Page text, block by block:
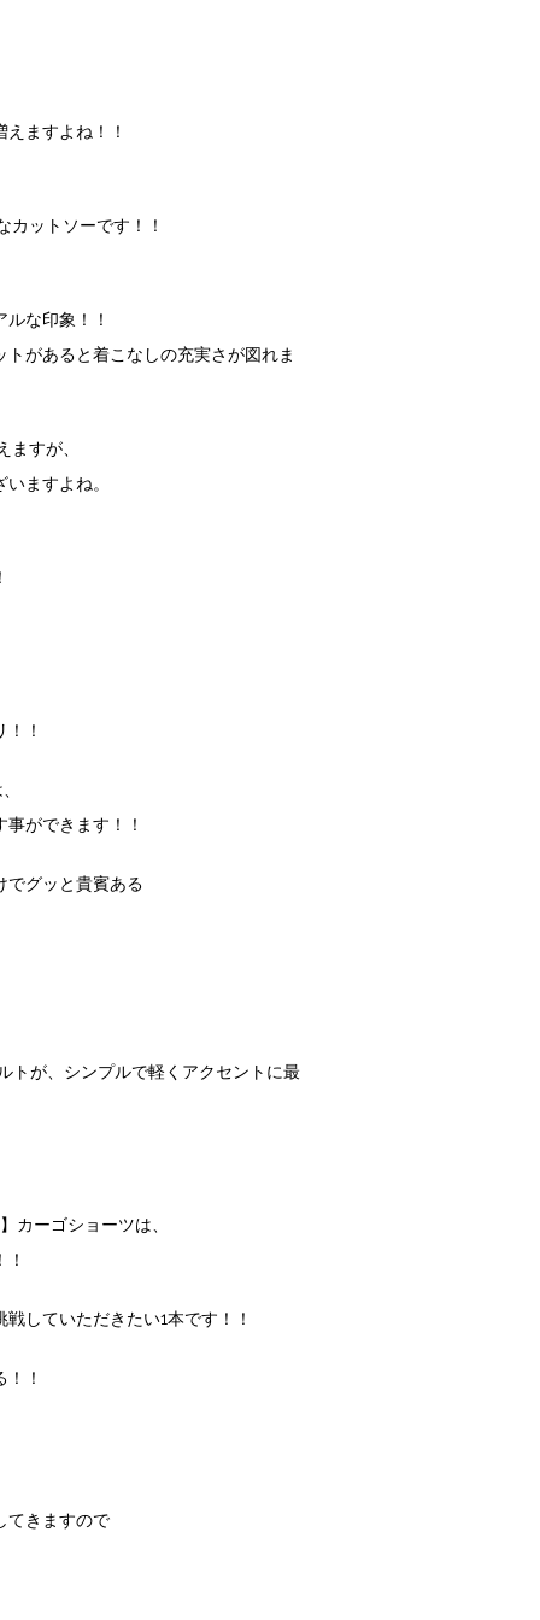
ますよね！！
カットソーです！！
な印象！！
があると着こなしの充実さが図れま
すが、
ますよね。
！
ができます！！
でグッと貴賓ある
トが、シンプルで軽くアクセントに最
カーゴショーツは、
していただきたい1本です！！
！
てきますので